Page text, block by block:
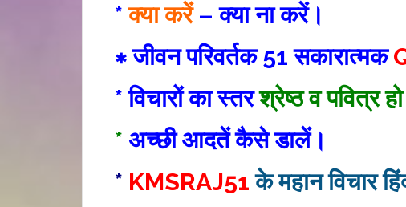
*क्या करें– क्या ना करें।
∗ जीवन परिवर्तक 51 सकारात्मक
* विचारों का स्तरश्रेष्ठ व पवित्र
* अच्छी आदतें कैसे डालें।
* KMSRAJ51 के महान विचार